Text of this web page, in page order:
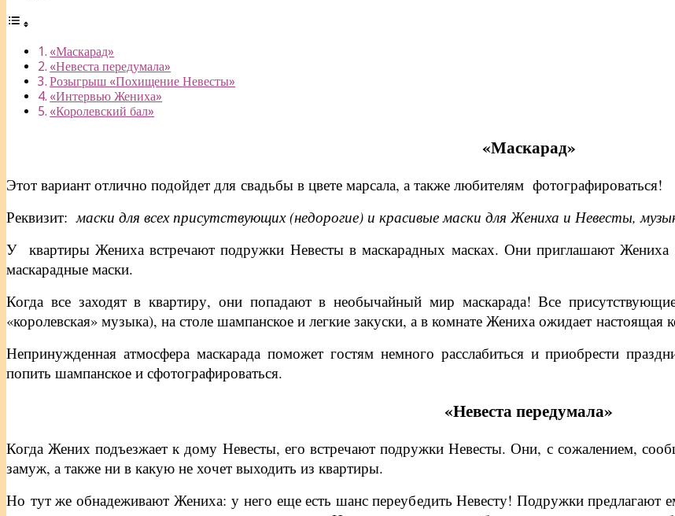
«Маскарад»
«Невеста передумала»
Розыгрыш «Похищение Невесты»
«Интервью Жениха»
«Королевский бал»
«Маскарад»
Этот вариант отлично подойдет для свадьбы в цвете марсала, а также любителям фотографироваться!
Реквизит:маски для всех присутствующих (недорогие) и красивые маски для Жениха и Невесты,
У квартиры Жениха встречают подружки Невесты в маскарадных масках. Они приглашают Жениха
маскарадные маски.
Когда все заходят в квартиру, они попадают в необычайный мир маскарада! Все
«королевская» музыка), на столе шампанское и легкие закуски, а в комнате Жениха ожидает настоящая
Непринужденная атмосфера маскарада поможет гостям немного расслабиться и приобрести
попить шампанское и сфотографироваться.
«Невеста передумала»
Когда Жених подъезжает к дому Невесты, его встречают подружки Невесты. Они, с сожалением,
замуж, а также ни в какую не хочет выходить из квартиры.
Но тут же обнадеживают Жениха: у него еще есть шанс переубедить Невесту! Подружки предлагают